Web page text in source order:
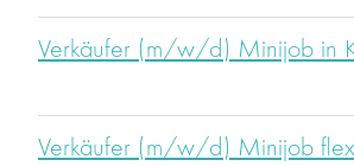
Verkäufer (m/w/d) Minijob in
Verkäufer (m/w/d) Minijob